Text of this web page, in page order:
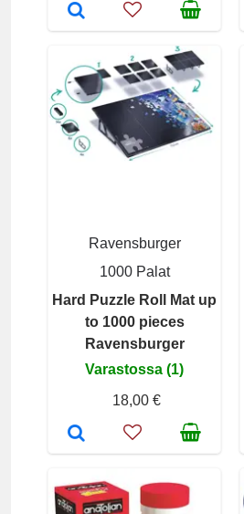
Ravensburger
1000 Palat
Hard Puzzle Roll Mat up
to 1000 pieces
Ravensburger
Varastossa (1)
18,00 €